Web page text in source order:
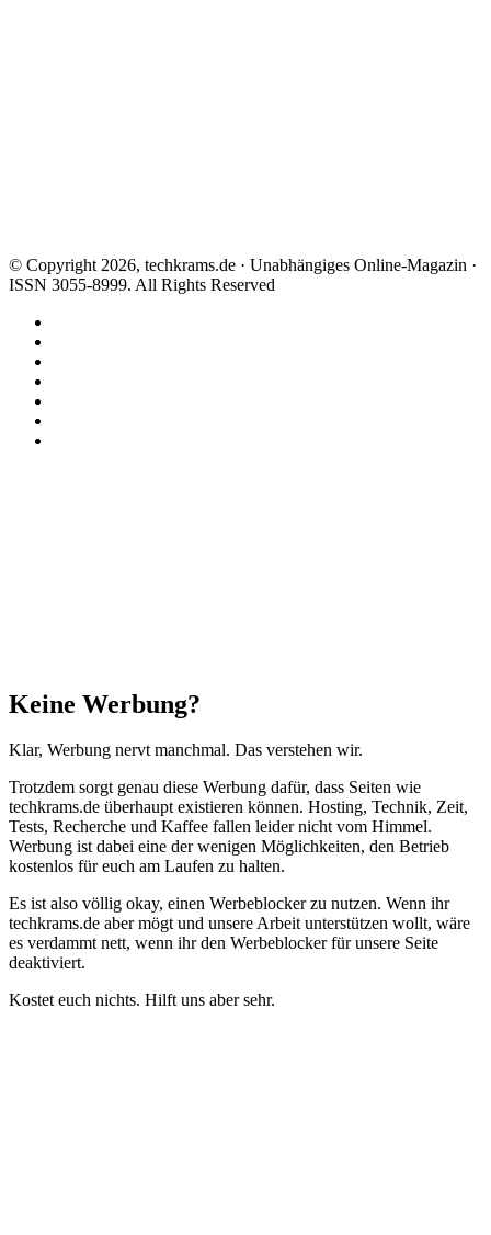
© Copyright 2026, techkrams.de · Unabhängiges Online-Magazin ·
ISSN 3055-8999. All Rights Reserved
Schließen
Keine Werbung?
Klar, Werbung nervt manchmal. Das verstehen wir.
Trotzdem sorgt genau diese Werbung dafür, dass Seiten wie
techkrams.de überhaupt existieren können. Hosting, Technik, Zeit,
Tests, Recherche und Kaffee fallen leider nicht vom Himmel.
Werbung ist dabei eine der wenigen Möglichkeiten, den Betrieb
kostenlos für euch am Laufen zu halten.
Es ist also völlig okay, einen Werbeblocker zu nutzen. Wenn ihr
techkrams.de aber mögt und unsere Arbeit unterstützen wollt, wäre
es verdammt nett, wenn ihr den Werbeblocker für unsere Seite
deaktiviert.
Kostet euch nichts. Hilft uns aber sehr.